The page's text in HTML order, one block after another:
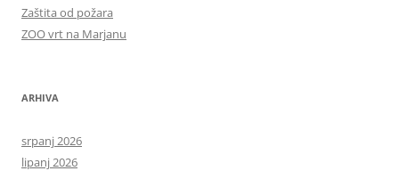
Zaštita od požara
ZOO vrt na Marjanu
ARHIVA
srpanj 2026
lipanj 2026